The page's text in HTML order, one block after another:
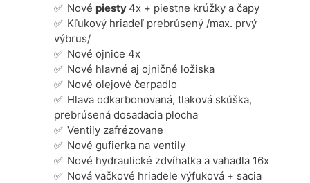
Nové piesty 4x + piestne krúžky a čapy
Kľukový hriadeľ prebrúsený /max. prvý
výbrus/
Nové ojnice 4x
Nové hlavné aj ojničné ložiska
Nové olejové čerpadlo
Hlava odkarbonovaná, tlaková skúška,
prebrúsená dosadacia plocha
Ventily zafrézovane
Nové gufierka na ventily
Nové hydraulické zdvíhatka a vahadla 16x
Nová vačkové hriadele výfuková + sacia